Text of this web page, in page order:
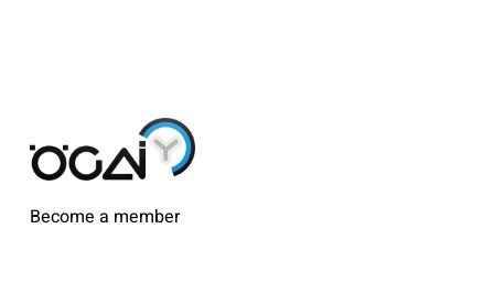
Become a member